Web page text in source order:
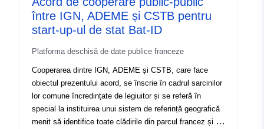
relatifs à des événements, une date de début et de fin
de l'événement est fournie.
între IGN, ADEME și CSTB pentru
start-up-ul de stat Bat-ID
Platforma deschisă de date publice franceze
Cooperarea dintre IGN, ADEME și CSTB, care face
obiectul prezentului acord, se înscrie în cadrul sarcinilor
lor comune încredințate de legiuitor și se referă în
special la instituirea unui sistem de referință geografică
menit să identifice toate clădirile din parcul francez și să